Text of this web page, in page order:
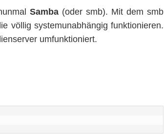
Samba (oder smb). Mit dem smb
völlig systemunabhängig funktionieren.
umfunktioniert.